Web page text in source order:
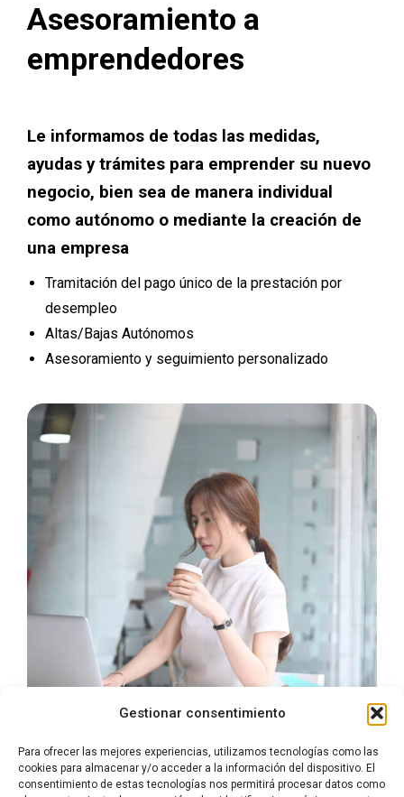
Gestionar consentimiento
Para ofrecer las mejores experiencias, utilizamos tecnologías como las
cookies para almacenar y/o acceder a la información del dispositivo. El
consentimiento de estas tecnologías nos permitirá procesar datos como
Asesoramiento a
emprendedores
Le informamos de todas las medidas,
ayudas y trámites para emprender su nuevo
negocio, bien sea de manera individual
como autónomo o mediante la creación de
una empresa
Tramitación del pago único de la prestación por
desempleo
Altas/Bajas Autónomos
Asesoramiento y seguimiento personalizado